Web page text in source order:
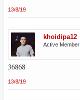
13/8/19
khoidipa12
Active Member
36868
13/8/19